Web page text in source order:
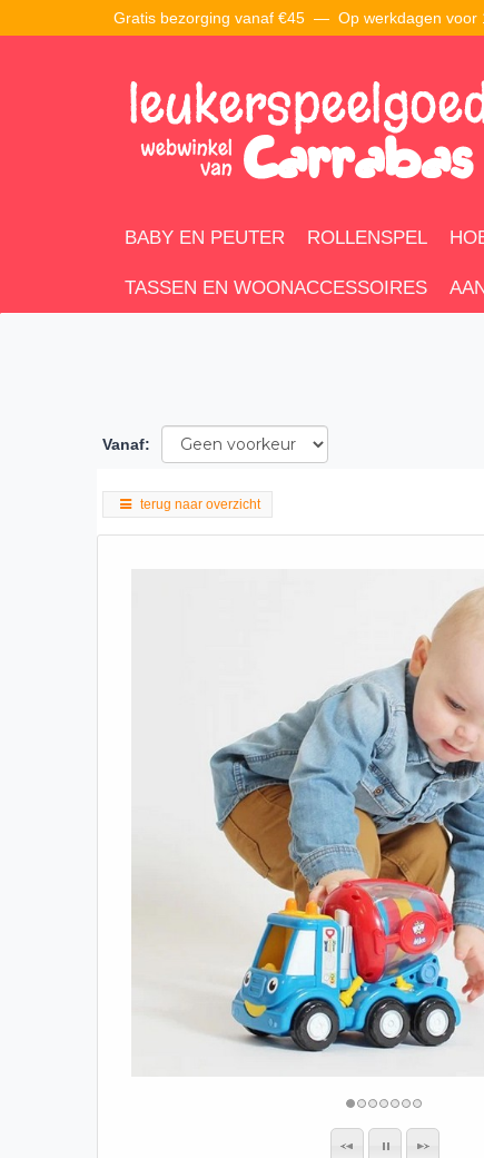
Gratis bezorging vanaf €45 — Op werkdagen
BABY EN PEUTER ROLLENSPEL
TASSEN EN WOONACCESSOIRES
Vanaf:
terug naar overzicht